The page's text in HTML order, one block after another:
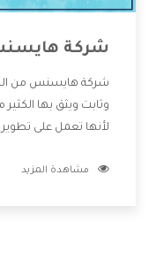
شركة
شركة هايسنس من
وثابت ويثق بها
لأنها تعمل على
وتقدم للعملاء أقوى
مشاهدة المزيد